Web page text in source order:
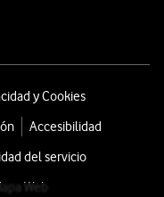
y Cookies
Accesibilidad
del servicio
Web